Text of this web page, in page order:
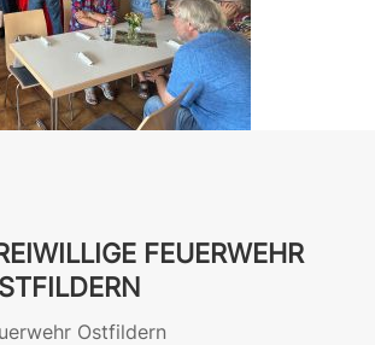
FEUERWEHR
Ostfildern